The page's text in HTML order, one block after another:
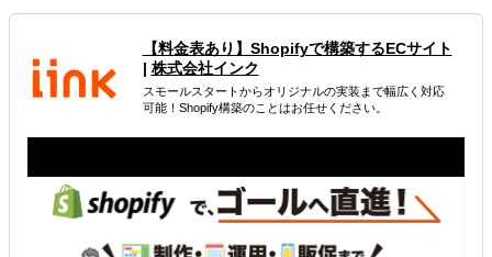
談）
属するジャンル
海外進出コンサルティング
外国人材／グローバル人材を活用したい
海外におけるリスク・コストを低減したい
【料金表あり】Shopifyで構築するECサイト
| 株式会社インク
スモールスタートからオリジナルの実装まで幅広く対応
可能！Shopify構築のことはお任せください。